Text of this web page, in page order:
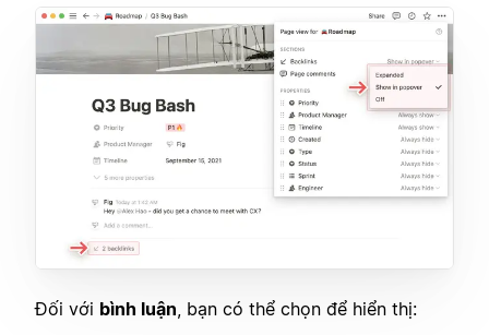
Đối với bình luận , bạn có thể chọn để hiển thị: